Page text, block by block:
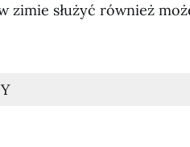
zimie służyć również